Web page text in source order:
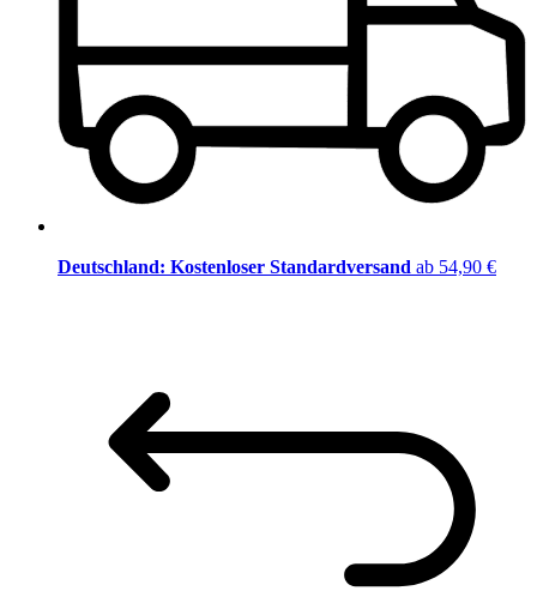
Deutschland: Kostenloser Standardversand ab 54,90 €